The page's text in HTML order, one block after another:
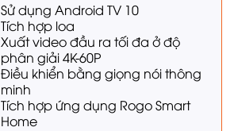
Sử dụng Android TV 10
Tích hợp loa
Xuất video đầu ra tối đa ở độ
phân giải 4K-60P
Điều khiển bằng giọng nói thông
minh
Tích hợp ứng dụng Rogo Smart
Home